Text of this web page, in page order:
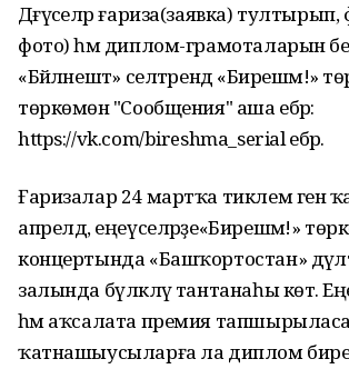
Дәғүәселәр ғариза(заявка)
фото) һәм диплом-грамоталарын
«Бәйләнештә» селтәрендә «Бирешмә!»
төркөмөнә "Сообщения" аша ебәрә:
https://vk.com/bireshma_serial ебәрә.
Ғаризалар 24 мартҡа тиклем генә
апрелдә, еңеүселәрҙе«Бирешмә!»
концертында «Башҡортостан»
залында бүләкләү тантанаһы көтә.
һәм аҡсалата премия
ҡатнашыусыларға ла диплом